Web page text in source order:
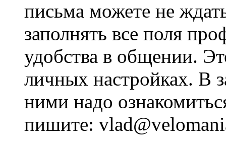
письма можете не
заполнять все поля
удобства в общении.
личных настройках. В
ними надо
пишите: